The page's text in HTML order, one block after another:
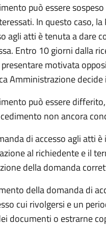
può essere
In questo caso,
agli atti è tenuta a dare
Entro 10 giorni dalla
motivata
Amministrazione
può essere
non ancora
di accesso agli atti
al richiedente e il
della domanda
della domanda di
cui rivolgersi e un
documenti o estrarne